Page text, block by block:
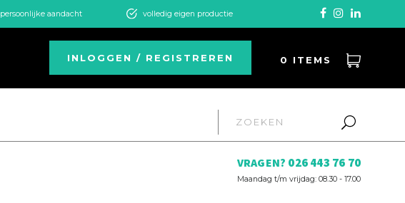
persoonlijke aandacht volledig eigen productie
INLOGGEN / REGISTREREN 0 ITEMS
VRAGEN? 026 443 76 70
Maandag t/m vrijdag: 08.30 - 17.00